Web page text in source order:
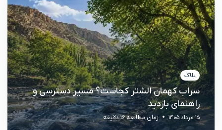
بلاگ
سراب کهمان الشتر کجاست؟ مسیر دسترسی و
راهنمای بازدید
15 مرداد 1405 زمان مطالعه 16 دقیقه